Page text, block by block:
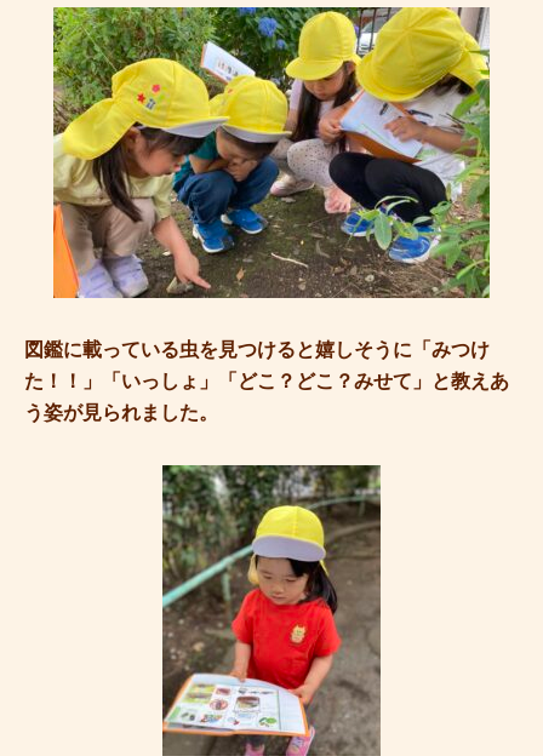
図鑑に載っている虫を見つけると嬉しそうに「みつけ
た！！」「いっしょ」「どこ？どこ？みせて」と教えあ
う姿が見られました。